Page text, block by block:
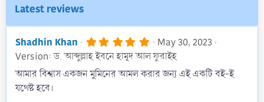
Latest reviews
Shadhin Khan 5
.
0
0
s
May 30, 2023
Version: ড. আব্দুল্লাহ ইবনে হামূদ আল ফুরাইহ
আমার বিশ্বাস একজন মুমিনের আমল করার জন্য এই একটি বই-ই
যথেষ্ট হবে।